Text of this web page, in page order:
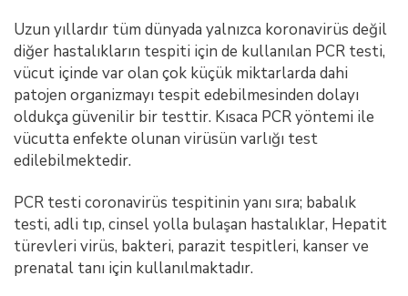
Uzun yıllardır tüm dünyada yalnızca koronavirüs değil
diğer hastalıkların tespiti için de kullanılan PCR testi,
vücut içinde var olan çok küçük miktarlarda dahi
patojen organizmayı tespit edebilmesinden dolayı
oldukça güvenilir bir testtir. Kısaca PCR yöntemi ile
vücutta enfekte olunan virüsün varlığı test
edilebilmektedir.
PCR testi coronavirüs tespitinin yanı sıra; babalık
testi, adli tıp, cinsel yolla bulaşan hastalıklar, Hepatit
türevleri virüs, bakteri, parazit tespitleri, kanser ve
prenatal tanı için kullanılmaktadır.